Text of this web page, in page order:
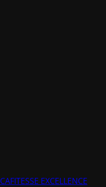
CAFITESSE EXCELLENCE